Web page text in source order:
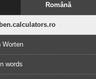
Română
Worten
words